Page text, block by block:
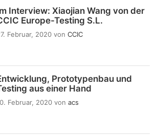
Interview: Xiaojian Wang von der
Europe-Testing S.L.
Februar, 2020 von CCIC
Prototypenbau und
aus einer Hand
Februar, 2020 von acs